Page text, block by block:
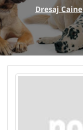
Dresaj Caine